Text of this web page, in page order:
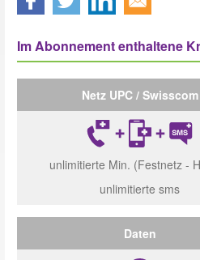
Im Abonnement enthaltene
Netz UPC / Swisscom
unlimitierte Min. (Festnetz -
unlimitierte sms
Daten